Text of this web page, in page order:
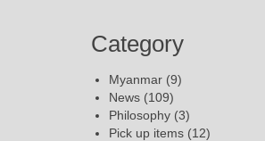
Category
Myanmar (9)
News (109)
Philosophy (3)
Pick up items (12)